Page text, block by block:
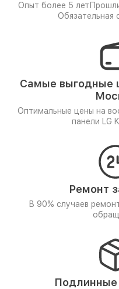
Опыт более 5 лет
Обязательная
Самые выгодные
Оптимальные цены на
панели LG
Ремонт
В 90% случаев
Подлинные